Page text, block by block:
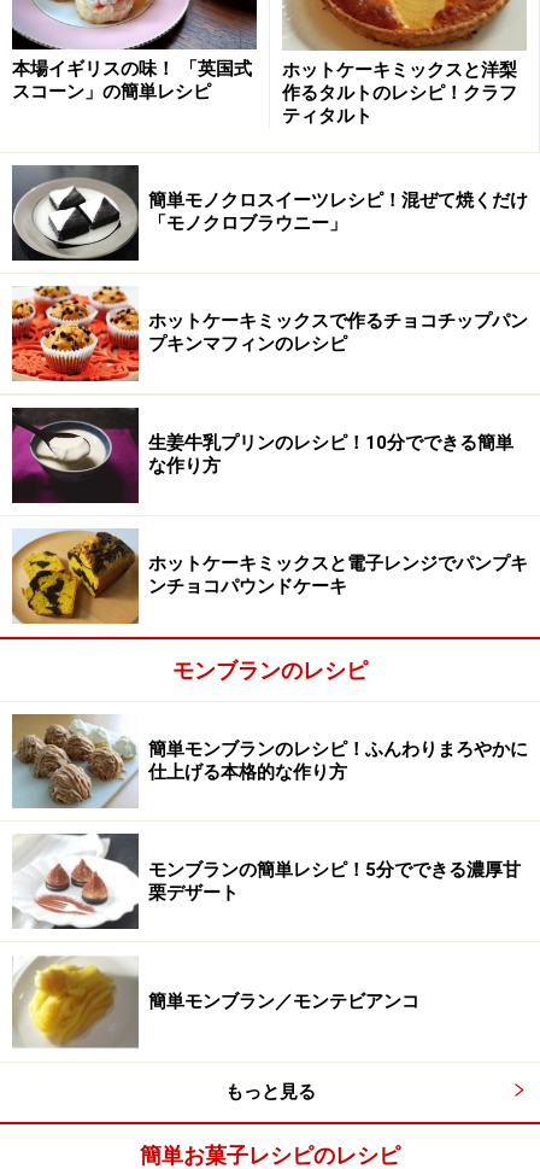
ふんわりまろやか簡単モンブランの作り
方・手順
■スポンジを焼く
卵は室温に戻しておきます。オーブンを180℃に予熱し
ておきます。
卵・グラニュー糖をボウルに入れ、60℃くらいの湯煎に
かけながら、全体がもったりと白っぽくなり、泡立て機
を持ち上げたらリボン状に生地が落ちるくらいまで、ハ
ンドミキサーの高速で泡立てます。
2
薄力粉を加え混ぜる
2回ふるっておいた薄力粉を加え、ゴムべらを使って、
ボウルの底から切るように、全体が完全に混ざるまでよ
本場イギリスの味！ 「英国式
スコーン」の簡単レシピ
ホットケーキミックスと洋梨
作るタルトのレシピ！クラフ
ティタルト
簡単モノクロスイーツレシピ！混ぜて焼くだけ
「モノクロブラウニー」
ホットケーキミックスで作るチョコチップパン
プキンマフィンのレシピ
生姜牛乳プリンのレシピ！10分でできる簡単
な作り方
ホットケーキミックスと電子レンジでパンプキ
ンチョコパウンドケーキ
モンブランのレシピ
簡単モンブランのレシピ！ふんわりまろやかに
仕上げる本格的な作り方
モンブランの簡単レシピ！5分でできる濃厚甘
栗デザート
簡単モンブラン／モンテビアンコ
もっと見る
簡単お菓子レシピのレシピ